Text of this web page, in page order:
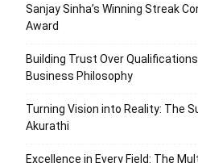
Sanjay Sinha’s Winning Streak
Award
Building Trust Over
Business Philosophy
Turning Vision into Reality: The
Akurathi
Excellence in Every Field: The